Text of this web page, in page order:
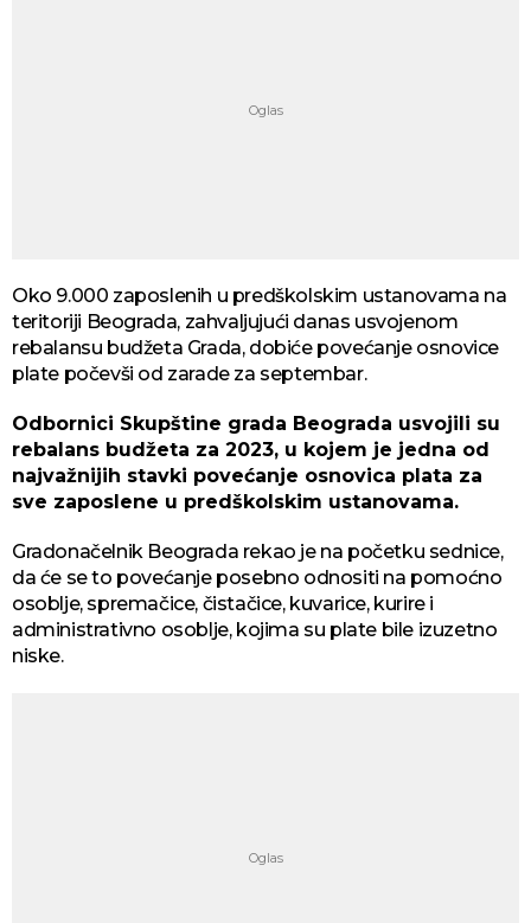
Oko 9.000 zaposlenih u predškolskim ustanovama na
teritoriji Beograda, zahvaljujući danas usvojenom
rebalansu budžeta Grada, dobiće povećanje osnovice
plate počevši od zarade za septembar.
Odbornici Skupštine grada Beograda usvojili su
rebalans budžeta za 2023, u kojem je jedna od
najvažnijih stavki povećanje osnovica plata za
sve zaposlene u predškolskim ustanovama.
Gradonačelnik Beograda rekao je na početku sednice,
da će se to povećanje posebno odnositi na pomoćno
osoblje, spremačice, čistačice, kuvarice, kurire i
administrativno osoblje, kojima su plate bile izuzetno
niske.